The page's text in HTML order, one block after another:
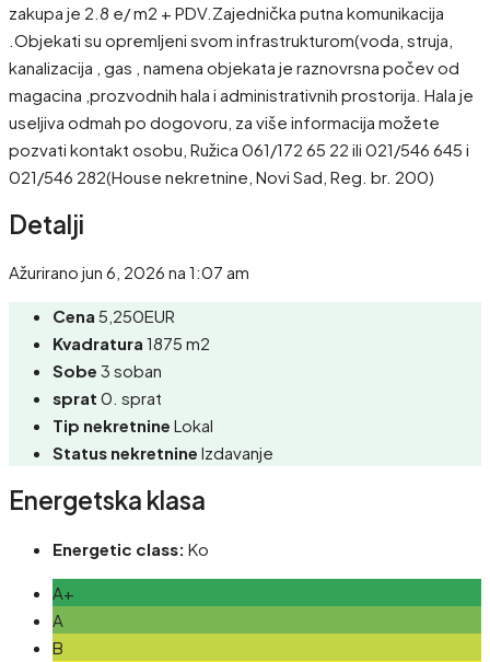
zakupa je 2.8 e/ m2 + PDV.Zajednička putna komunikacija
.Objekati su opremljeni svom infrastrukturom(voda, struja,
kanalizacija , gas , namena objekata je raznovrsna počev od
magacina ,prozvodnih hala i administrativnih prostorija. Hala je
useljiva odmah po dogovoru, za više informacija možete
pozvati kontakt osobu, Ružica 061/172 65 22 ili 021/546 645 i
021/546 282(House nekretnine, Novi Sad, Reg. br. 200)
Detalji
Ažurirano jun 6, 2026 na 1:07 am
Cena 5,250EUR
Kvadratura 1875 m2
Sobe 3 soban
sprat 0. sprat
Tip nekretnine Lokal
Status nekretnine Izdavanje
Energetska klasa
Energetic class: Ko
A+
A
B